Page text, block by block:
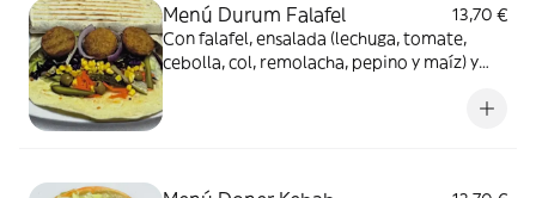
Menú Durum Falafel
13,70 €
Con falafel, ensalada (lechuga, tomate,
cebolla, col, remolacha, pepino y maíz) y